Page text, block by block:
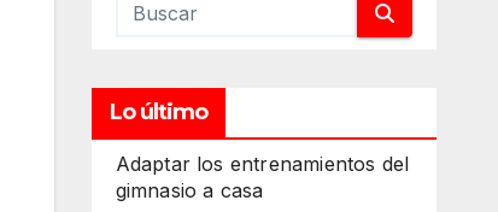
Lo último
Adaptar los entrenamientos del
gimnasio a casa